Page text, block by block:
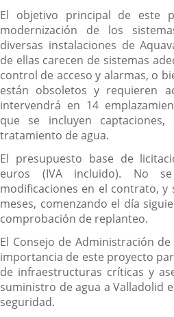
El objetivo principal de este
modernización de los
diversas instalaciones de
de ellas carecen de sistemas
control de acceso y alarmas, o
están obsoletos y requieren
intervendrá en 14
que se incluyen
tratamiento de agua.
El presupuesto base de
euros (IVA incluido). No
modificaciones en el contrato,
meses, comenzando el día
comprobación de replanteo.
El Consejo de Administración
importancia de este proyecto
de infraestructuras críticas y
suministro de agua a Valladolid
seguridad.